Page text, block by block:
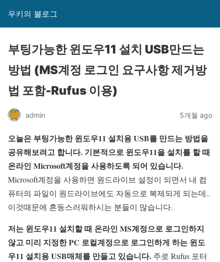
우키의 블로그
부팅가능한 윈도우11 설치 USB만드는
방법 (MS계정 로그인 요구사항 제거방
법 포함-Rufus 이용)
admin 5개월 ago
오늘은 부팅가능한 윈도우11 설치용 USB를 만드는 방법을
공유해보려고 합니다. 기본적으로 윈도우11을 설치를 할 때
온라인 Microsoft계정을 사용하도록 되어 있습니다.
Microsoft계정을 사용하면 원드라이브 설정이 되면서 내 컴
퓨터의 파일이 원드라이브에도 자동으로 복제되게 되는데..
이것때문에 혼동스러워하시는 분들이 많습니다.
저는 윈도우11 설치할 때 온라인 MS계정으로 로그인하지
않고 미리 지정한 PC 로컬계정으로 로그인하게 하는 윈도
우11 설치용 USB매체를 만들고 있습니다. 주로 Rufus 포터